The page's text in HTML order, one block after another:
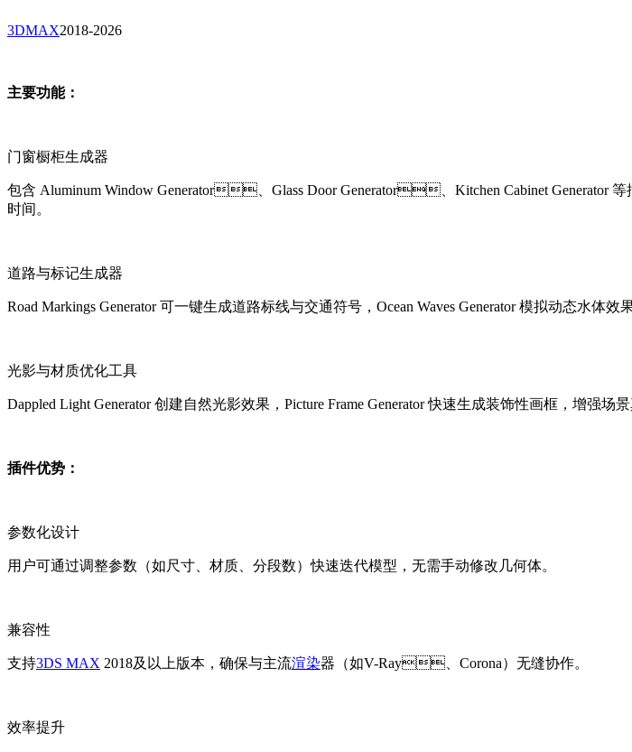
3DMAX2018-2026
主要功能：
门窗橱柜生成器
包含 Aluminum Window Generator、Glass Door Generator、Kitchen Cabinet Generator 等插件
时间。
道路与标记生成器
Road Markings Generator 可一键生成道路标线与交通符号，Ocean Waves Generator 模拟动态水体效果
光影与材质优化工具
Dappled Light Generator 创建自然光影效果，Picture Frame Generator 快速生成装饰性画框，增强场景真
插件优势：
参数化设计
用户可通过调整参数（如尺寸、材质、分段数）快速迭代模型，无需手动修改几何体。
兼容性
支持3DS MAX 2018及以上版本，确保与主流渲染器（如V-Ray、Corona）无缝协作。
效率提升